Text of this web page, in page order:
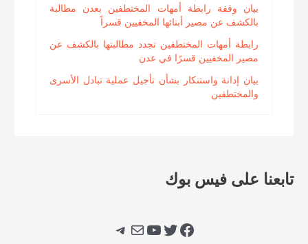
بيان وقفة رابطة أمهات المختطفين بعدن مطالبة
بالكشف عن مصير أبنائها المخفيين قسراً
رابطة أمهات المختطفين تجدد مطالبتها بالكشف عن
مصير المخفيين قسرًا في عدن
بيان إدانة واستنكار بشأن تأجيل عملية تبادل الأسرى
والمختطفين
تابعنا على فيس بوك
فيسبوك تويتر يوتيوببريد تيليجرام